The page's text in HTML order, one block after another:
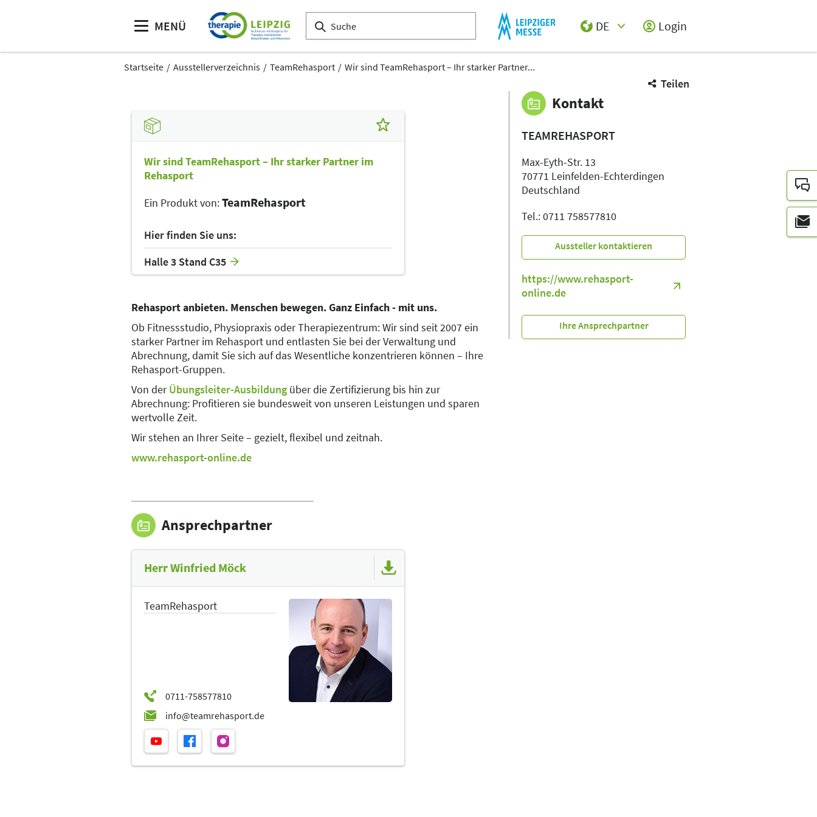
MENÜ
DE
Login
Startseite Ausstellerverzeichnis TeamRehasport Wir sind TeamRehasport – Ihr starker Partner...
Teilen
Wir sind TeamRehasport – Ihr starker Partner im
Rehasport
Ein Produkt von:TeamRehasport
Hier finden Sie uns:
Halle 3 Stand C35
Rehasport anbieten. Menschen bewegen. Ganz Einfach - mit uns.
Ob Fitnessstudio, Physiopraxis oder Therapiezentrum: Wir sind seit 2007 ein
starker Partner im Rehasport und entlasten Sie bei der Verwaltung und
Abrechnung, damit Sie sich auf das Wesentliche konzentrieren können – Ihre
Rehasport-Gruppen.
Von derÜbungsleiter-Ausbildung über die Zertifizierung bis hin zur
Abrechnung: Profitieren sie bundesweit von unseren Leistungen und sparen
wertvolle Zeit.
Wir stehen an Ihrer Seite – gezielt, flexibel und zeitnah.
www.rehasport-online.de
Ansprechpartner
Herr Winfried Möck
TeamRehasport
Kontakt
TEAMREHASPORT
Max-Eyth-Str. 13
70771 Leinfelden-Echterdingen
Deutschland
Tel.: 0711 758577810
Aussteller kontaktieren
https://www.rehasport-
online.de
Ihre Ansprechpartner